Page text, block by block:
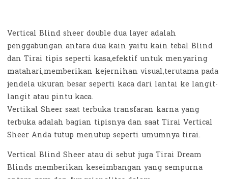
Vertical Blind sheer double dua layer adalah
penggabungan antara dua kain yaitu kain tebal Blind
dan Tirai tipis seperti kasa,efektif untuk menyaring
matahari,memberikan kejernihan visual,terutama pada
jendela ukuran besar seperti kaca dari lantai ke langit-
langit atau pintu kaca.
Vertikal Sheer saat terbuka transfaran karna yang
terbuka adalah bagian tipisnya dan saat Tirai Vertical
Sheer Anda tutup menutup seperti umumnya tirai.
Vertical Blind Sheer atau di sebut juga Tirai Dream
Blinds memberikan keseimbangan yang sempurna